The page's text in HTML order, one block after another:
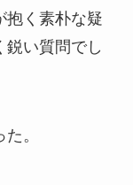
く素朴な疑
鋭い質問でし
。